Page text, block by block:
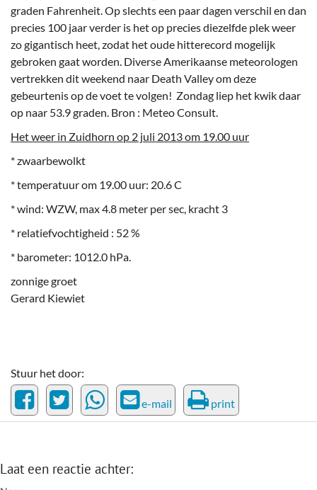
graden Fahrenheit. Op slechts een paar dagen verschil en dan
precies 100 jaar verder is het op precies diezelfde plek weer
zo gigantisch heet, zodat het oude hitterecord mogelijk
gebroken gaat worden. Diverse Amerikaanse meteorologen
vertrekken dit weekend naar Death Valley om deze
gebeurtenis op de voet te volgen! Zondag liep het kwik daar
op naar 53.9 graden. Bron : Meteo Consult.
Het weer in Zuidhorn op 2 juli 2013 om 19.00 uur
* zwaarbewolkt
* temperatuur om 19.00 uur: 20.6 C
* wind: WZW, max 4.8 meter per sec, kracht 3
* relatiefvochtigheid : 52 %
* barometer: 1012.0 hPa.
zonnige groet
Gerard Kiewiet
Stuur het door:
e-mail print
Laat een reactie achter: